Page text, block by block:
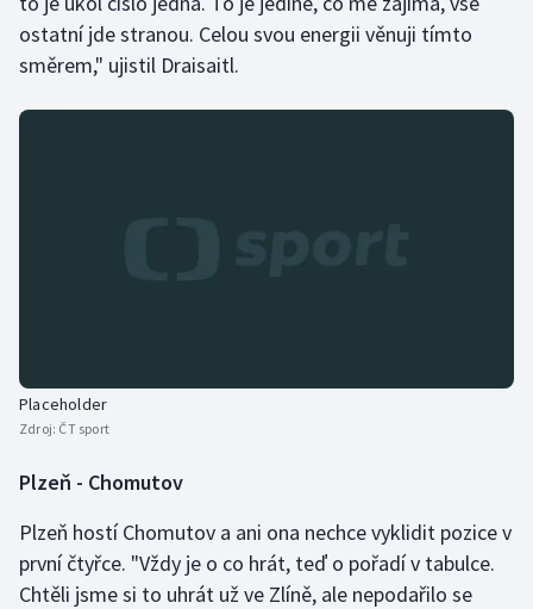
Short track
Sportovní střelba
Volejbal
ostatní jde stranou. Celou svou energii věnuji tímto
směrem," ujistil Draisaitl.
Placeholder
Zdroj: ČT sport
Plzeň - Chomutov
Plzeň hostí Chomutov a ani ona nechce vyklidit pozice v
první čtyřce. "Vždy je o co hrát, teď o pořadí v tabulce.
Chtěli jsme si to uhrát už ve Zlíně, ale nepodařilo se